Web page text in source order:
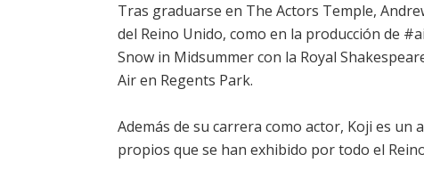
Tras graduarse en The Actors Temple,
del Reino Unido, como en la producción de
Snow in Midsummer con la Royal
Air en Regents Park.
Además de su carrera como actor, Koji es
propios que se han exhibido por todo el